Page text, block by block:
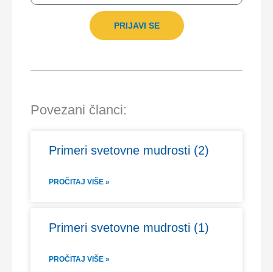
PRIJAVI SE
Povezani članci:
Primeri svetovne mudrosti (2)
PROČITAJ VIŠE »
Primeri svetovne mudrosti (1)
PROČITAJ VIŠE »